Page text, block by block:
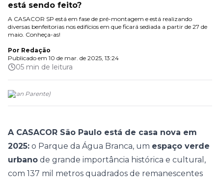
está sendo feito?
A CASACOR SP está em fase de pré-montagem e está realizando
diversas benfeitorias nos edifícios em que ficará sediada a partir de 27 de
maio. Conheça-as!
Por Redação
Publicado em 10 de mar. de 2025, 13:24
05 min de leitura
(Fran Parente)
A CASACOR São Paulo está de casa nova em
2025: o Parque da Água Branca, um espaço verde
urbano de grande importância histórica e cultural,
com 137 mil metros quadrados de remanescentes